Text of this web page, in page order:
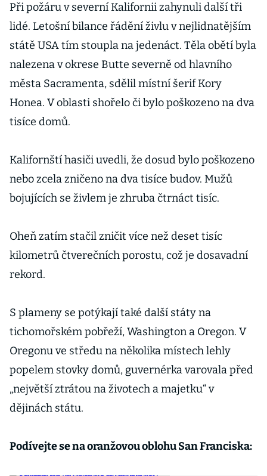
Při požáru v severní Kalifornii zahynuli další tři
lidé. Letošní bilance řádění živlu v nejlidnatějším
státě USA tím stoupla na jedenáct. Těla obětí byla
nalezena v okrese Butte severně od hlavního
města Sacramenta, sdělil místní šerif Kory
Honea. V oblasti shořelo či bylo poškozeno na dva
tisíce domů.
Kalifornští hasiči uvedli, že dosud bylo poškozeno
nebo zcela zničeno na dva tisíce budov. Mužů
bojujících se živlem je zhruba čtrnáct tisíc.
Oheň zatím stačil zničit více než deset tisíc
kilometrů čtverečních porostu, což je dosavadní
rekord.
S plameny se potýkají také další státy na
tichomořském pobřeží, Washington a Oregon. V
Oregonu ve středu na několika místech lehly
popelem stovky domů, guvernérka varovala před
„největší ztrátou na životech a majetku“ v
dějinách státu.
Podívejte se na oranžovou oblohu San Franciska: